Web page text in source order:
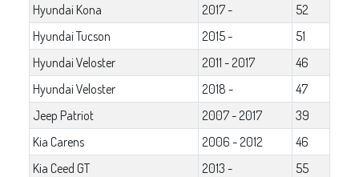
Hyundai Kona
2017 -
52
Hyundai Tucson
2015 -
51
Hyundai Veloster
2011 - 2017
46
Hyundai Veloster
2018 -
47
Jeep Patriot
2007 - 2017
39
Kia Carens
2006 - 2012
46
Kia Ceed GT
2013 -
55